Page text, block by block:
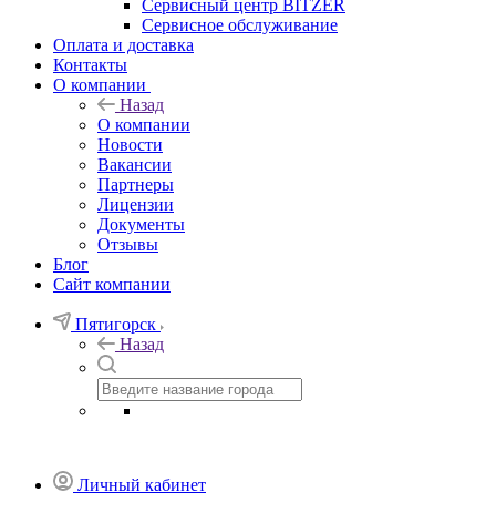
Сервисный центр BITZER
Сервисное обслуживание
Оплата и доставка
Контакты
О компании
Назад
О компании
Новости
Вакансии
Партнеры
Лицензии
Документы
Отзывы
Блог
Сайт компании
Пятигорск
Назад
Личный кабинет